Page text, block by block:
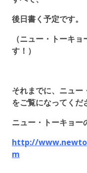
後日書く予定です。
（ニュー・トーキ
す！）
それまでに、ニュー
をご覧になってくだ
ニュー・トーキョー
http://
m